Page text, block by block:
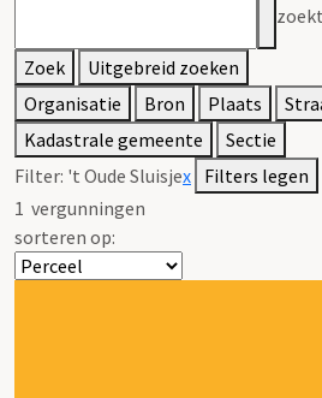
Zoek
Uitgebreid zoeken
Organisatie
Bron Plaats
Kadastrale gemeente
Sectie
Filter: 't Oude Sluisjex Filters legen
1 vergunningen
sorteren op: